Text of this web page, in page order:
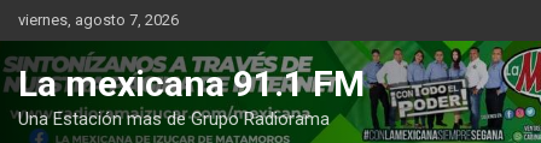
Saltar
al
contenido
viernes, agosto 7, 2026
La mexicana 91.1 FM
Una Estación mas de Grupo Radiorama